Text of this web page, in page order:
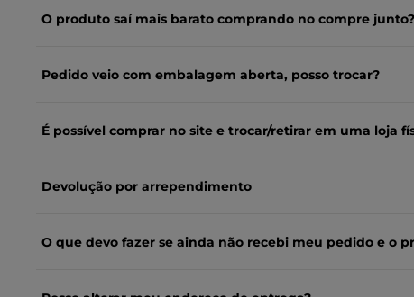
O produto saí mais barato comprando no compre junto?
Pedido veio com embalagem aberta, posso trocar?
É possível comprar no site e trocar/retirar em uma loja
Devolução por arrependimento
O que devo fazer se ainda não recebi meu pedido e o